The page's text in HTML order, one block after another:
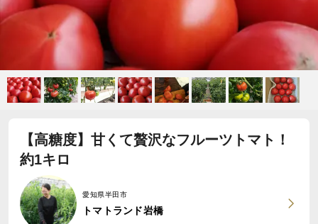
【高糖度】甘くて贅沢なフルーツトマト！
約1キロ
愛知県半田市
トマトランド岩橋